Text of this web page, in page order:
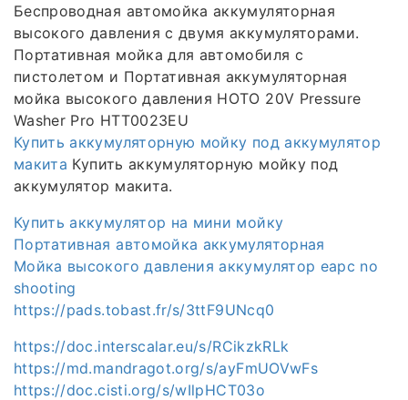
Беспроводная автомойка аккумуляторная
высокого давления с двумя аккумуляторами.
Портативная мойка для автомобиля с
пистолетом и Портативная аккумуляторная
мойка высокого давления HOTO 20V Pressure
Washer Pro HTT0023EU
Купить аккумуляторную мойку под аккумулятор
макита Купить аккумуляторную мойку под
аккумулятор макита.
Купить аккумулятор на мини мойку
Портативная автомойка аккумуляторная
Мойка высокого давления аккумулятор eapc no
shooting
https://pads.tobast.fr/s/3ttF9UNcq0
https://doc.interscalar.eu/s/RCikzkRLk
https://md.mandragot.org/s/ayFmUOVwFs
https://doc.cisti.org/s/wIlpHCT03o